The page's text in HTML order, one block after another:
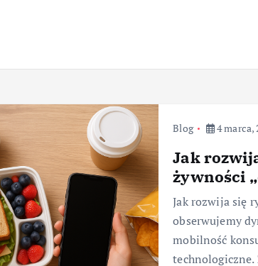
Blog 4 marca,
Jak
żywności
Jak rozwija się
obserwujemy
mobilność